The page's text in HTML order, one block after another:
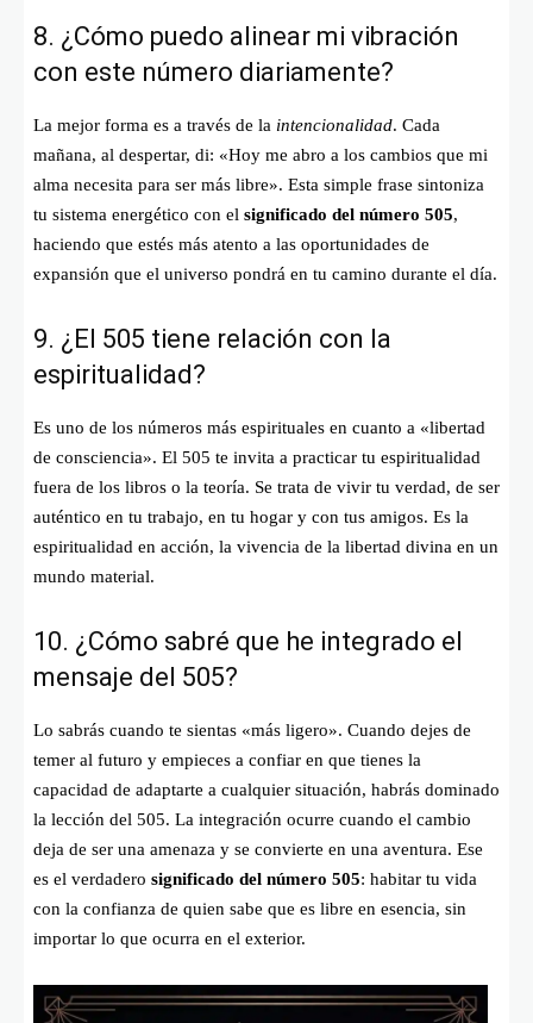
8. ¿Cómo puedo alinear mi vibración
con este número diariamente?
La mejor forma es a través de la intencionalidad. Cada
mañana, al despertar, di: «Hoy me abro a los cambios que mi
alma necesita para ser más libre». Esta simple frase sintoniza
tu sistema energético con el significado del número 505,
haciendo que estés más atento a las oportunidades de
expansión que el universo pondrá en tu camino durante el día.
9. ¿El 505 tiene relación con la
espiritualidad?
Es uno de los números más espirituales en cuanto a «libertad
de consciencia». El 505 te invita a practicar tu espiritualidad
fuera de los libros o la teoría. Se trata de vivir tu verdad, de ser
auténtico en tu trabajo, en tu hogar y con tus amigos. Es la
espiritualidad en acción, la vivencia de la libertad divina en un
mundo material.
10. ¿Cómo sabré que he integrado el
mensaje del 505?
Lo sabrás cuando te sientas «más ligero». Cuando dejes de
temer al futuro y empieces a confiar en que tienes la
capacidad de adaptarte a cualquier situación, habrás dominado
la lección del 505. La integración ocurre cuando el cambio
deja de ser una amenaza y se convierte en una aventura. Ese
es el verdadero significado del número 505: habitar tu vida
con la confianza de quien sabe que es libre en esencia, sin
importar lo que ocurra en el exterior.